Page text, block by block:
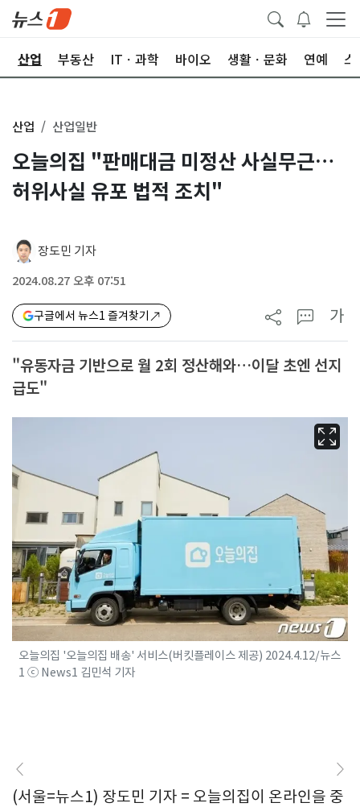
산업 부동산 ITㆍ과학 바이오 생활ㆍ문화 연예 스
산업 산업일반
오늘의집 "판매대금 미정산 사실무근…
허위사실 유포 법적 조치"
장도민 기자
2024.08.27 오후 07:51
구글에서 뉴스1 즐겨찾기 가
"유동자금 기반으로 월 2회 정산해와…이달 초엔 선지
급도"
오늘의집 '오늘의집 배송' 서비스(버킷플레이스 제공) 2024.4.12/뉴스
1 ⓒ News1 김민석 기자
(서울=뉴스1) 장도민 기자 = 오늘의집이 온라인을 중